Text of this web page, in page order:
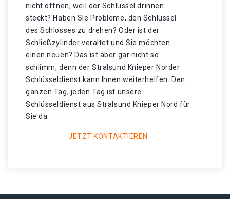
nicht öffnen, weil der Schlüssel drinnen
steckt? Haben Sie Probleme, den Schlüssel
des Schlosses zu drehen? Oder ist der
Schließzylinder veraltet und Sie möchten
einen neuen? Das ist aber gar nicht so
schlimm, denn der Stralsund Knieper Norder
Schlüsseldienst kann Ihnen weiterhelfen. Den
ganzen Tag, jeden Tag ist unsere
Schlüsseldienst aus Stralsund Knieper Nord für
Sie da.
JETZT KONTAKTIEREN